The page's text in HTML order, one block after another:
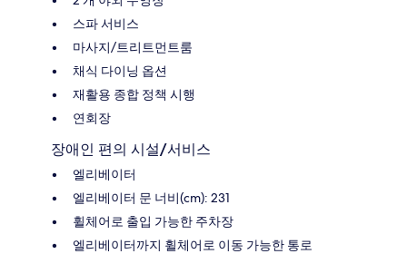
스파 서비스
마사지/트리트먼트룸
채식 다이닝 옵션
재활용 종합 정책 시행
연회장
장애인 편의 시설/서비스
엘리베이터
엘리베이터 문 너비(cm): 231
휠체어로 출입 가능한 주차장
엘리베이터까지 휠체어로 이동 가능한 통로